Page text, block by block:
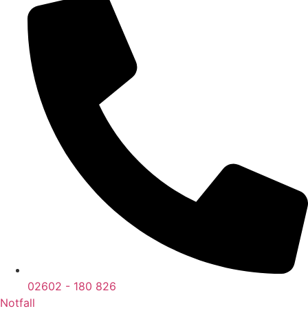
02602 - 180 826
Notfall